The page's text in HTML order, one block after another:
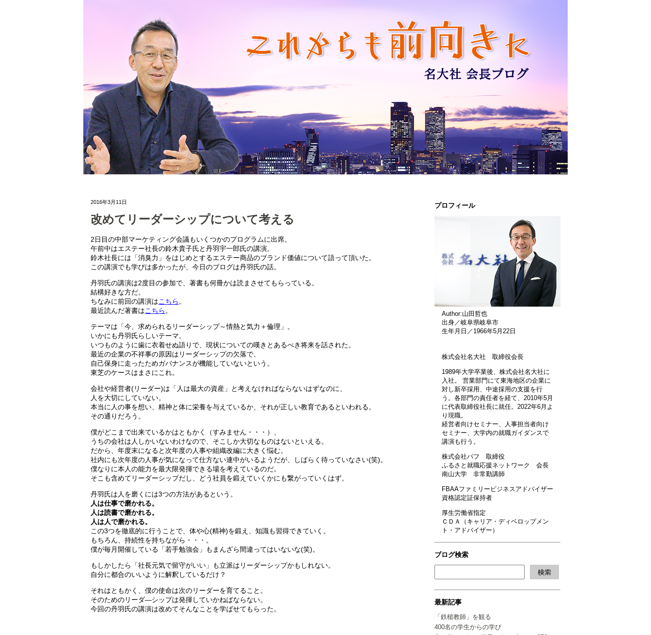
プロフィール
Author:山田哲也
出身／岐阜県岐阜市
生年月日／1966年5月22日
株式会社名大社 取締役会長
1989年大学卒業後、株式会社名大社に
入社。 営業部門にて東海地区の企業に
対し新卒採用、中途採用の支援を行
う。各部門の責任者を経て、2010年5月
に代表取締役社長に就任。2022年6月よ
り現職。
経営者向けセミナー、人事担当者向け
セミナー、大学内の就職ガイダンスで
講演も行う。
株式会社パフ 取締役
ふるさと就職応援ネットワーク 会長
南山大学 非常勤講師
FBAAファミリービジネスアドバイザー
資格認定証保持者
厚生労働省指定
ＣＤＡ（キャリア・ディベロップメン
ト・アドバイザー）
ブログ検索
最新記事
「鉄槌教師」を観る
400名の学生からの学び
2016年3月11日
改めてリーダーシップについて考える
2日目の中部マーケティング会議もいくつかのプログラムに出席。
午前中はエステー社長の鈴木貴子氏と丹羽宇一郎氏の講演。
鈴木社長には「消臭力」をはじめとするエステー商品のブランド価値について語って頂いた。
この講演でも学びは多かったが、今日のブログは丹羽氏の話。
丹羽氏の講演は2度目の参加で、著書も何冊かは読まさせてもらっている。
結構好きな方だ。
ちなみに前回の講演はこちら 。
最近読んだ著書はこちら 。
テーマは「今、求められるリーダーシップ～情熱と気力＋倫理」。
いかにも丹羽氏らしいテーマ。
いつものように歯に衣着せぬ語りで、現状についての嘆きとあるべき将来を話された。
最近の企業の不祥事の原因はリーダーシップの欠落で、
自己保身に走ったためガバナンスが機能していないという。
東芝のケースはまさにこれ。
会社や経営者(リーダー)は「人は最大の資産」と考えなければならないはずなのに、
人を大切にしていない。
本当に人の事を想い、精神と体に栄養を与えているか、それが正しい教育であるといわれる。
その通りだろう。
僕がどこまで出来ているかはともかく（すみません・・・）、
うちの会社は人しかいないわけなので、そこしか大切なものはないといえる。
だから、年度末になると次年度の人事や組織改編に大きく悩む。
社内にも次年度の人事が気になって仕方ない連中がいるようだが、しばらく待っていなさい(笑)。
僕なりに本人の能力を最大限発揮できる場を考えているのだ。
そこも含めてリーダーシップだし、どう社員を鍛えていくかにも繋がっていくはず。
丹羽氏は人を磨くには3つの方法があるという。
人は仕事で磨かれる。
人は読書で磨かれる。
人は人で磨かれる。
この3つを徹底的に行うことで、体や心(精神)を鍛え、知識も習得できていく。
もちろん、持続性を持ちながら・・・。
僕が毎月開催している「若手勉強会」もまんざら間違ってはいないな(笑)。
もしかしたら「社長元気で留守がいい」も立派はリーダーシップかもしれない。
自分に都合のいいように解釈しているだけ？
それはともかく、僕の使命は次のリーダーを育てること。
そのためのリーダ―シップは発揮していかねばならない。
今回の丹羽氏の講演は改めてそんなことを学ばせてもらった。